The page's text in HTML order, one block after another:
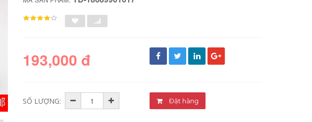
193,000 đ
SỐ LƯỢNG: Đặt hàng